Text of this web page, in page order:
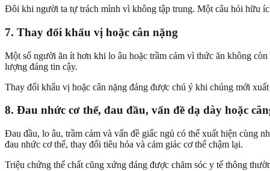
Đôi khi người ta tự trách mình vì không tập trung. Một câu hỏi hữu
7. Thay đổi khẩu vị hoặc cân nặng
Một số người ăn ít hơn khi lo âu hoặc trầm cảm vì thức ăn không
lượng đáng tin cậy.
Thay đổi khẩu vị hoặc cân nặng đáng được chú ý khi chúng mới
8. Đau nhức cơ thể, đau đầu, vấn đề dạ dày hoặc
Đau đầu, lo âu, trầm cảm và vấn đề giấc ngủ có thể xuất hiện cùng
đau nhức cơ thể, thay đổi tiêu hóa và cảm giác cơ thể chậm lại.
Triệu chứng thể chất cũng xứng đáng được chăm sóc y tế thông